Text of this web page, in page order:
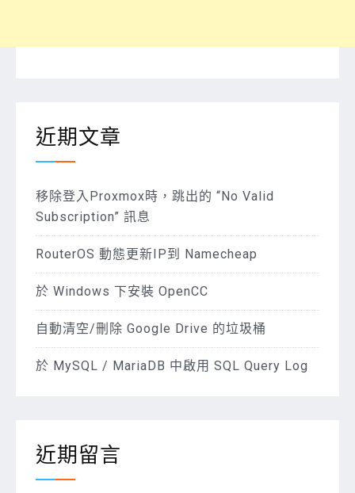
近期文章
移除登入Proxmox時，跳出的 “No Valid
Subscription” 訊息
RouterOS 動態更新IP到 Namecheap
於 Windows 下安裝 OpenCC
自動清空/刪除 Google Drive 的垃圾桶
於 MySQL / MariaDB 中啟用 SQL Query Log
近期留言